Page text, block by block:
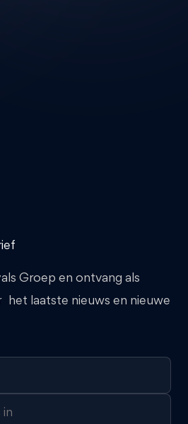
Groep en ontvang als
laatste nieuws en nieuwe